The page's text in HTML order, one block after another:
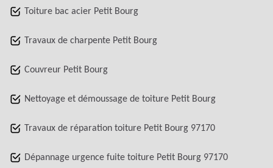
Toiture bac acier Petit Bourg
Travaux de charpente Petit Bourg
Couvreur Petit Bourg
Nettoyage et démoussage de toiture Petit Bourg
Travaux de réparation toiture Petit Bourg 97170
Dépannage urgence fuite toiture Petit Bourg 97170